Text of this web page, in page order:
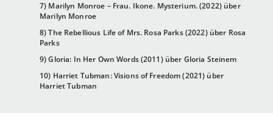
7) Marilyn Monroe – Frau. Ikone. Mysterium. (2022) über
Marilyn Monroe
8) The Rebellious Life of Mrs. Rosa Parks (2022) über Rosa
Parks
9) Gloria: In Her Own Words (2011) über Gloria Steinem
10) Harriet Tubman: Visions of Freedom (2021) über
Harriet Tubman